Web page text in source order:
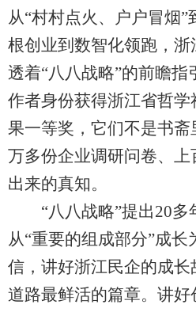
从“村村点火、户户冒烟
根创业到数智化领跑，
透着“八八战略”的前瞻
作者身份获得浙江省哲
果一等奖，它们不是书
万多份企业调研问卷、
出来的真知。
“八八战略”提出20多
从“重要的组成部分”成长
信，讲好浙江民企的成长
道路最鲜活的篇章。讲好